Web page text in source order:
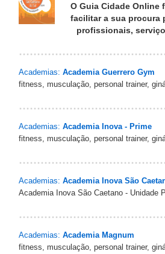
O Guia Cidade Online
facilitar a sua procura
profissionais,
Academias: Academia Guerrero Gym
fitness, musculação, personal trainer,
Academias: Academia Inova - Prime
fitness, musculação, personal trainer,
Academias: Academia Inova São
Academia Inova São Caetano - Unidade
Academias: Academia Magnum
fitness, musculação, personal trainer,